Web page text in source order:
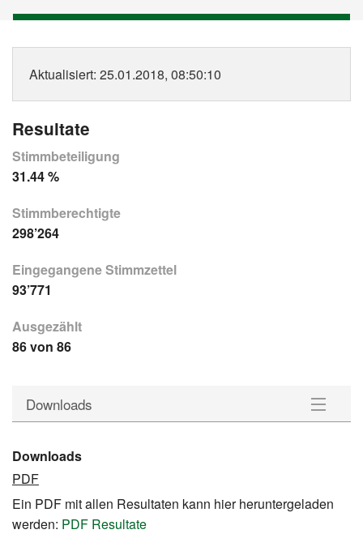
Aktualisiert: 25.01.2018, 08:50:10
Resultate
Stimmbeteiligung
31.44 %
Stimmberechtigte
298’264
Eingegangene Stimmzettel
93’771
Ausgezählt
86 von 86
Downloads
Wahlkreise
Statistik
Downloads
PDF
Ein PDF mit allen Resultaten kann hier heruntergeladen
werden: PDF Resultate